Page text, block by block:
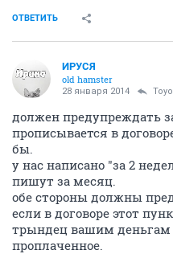
ОТВЕТИТЬ
ИРУСЯ
old hamster
28 января 2014
должен предупреждать
прописывается в
бы.
у нас написано "за 2
пишут за месяц.
обе стороны должны
если в договоре этот
трындец вашим деньгам
проплаченное.